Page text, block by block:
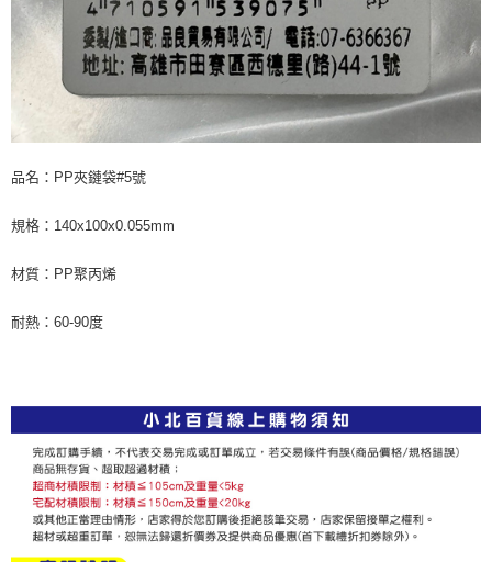
品名：PP夾鏈袋#5號
規格：140x100x0.055mm
材質：PP聚丙烯
耐熱：60-90度